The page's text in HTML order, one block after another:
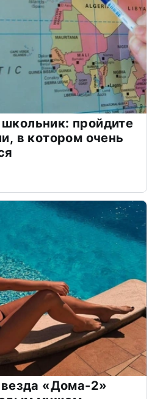
пройдите
в котором очень
«Дома-2»